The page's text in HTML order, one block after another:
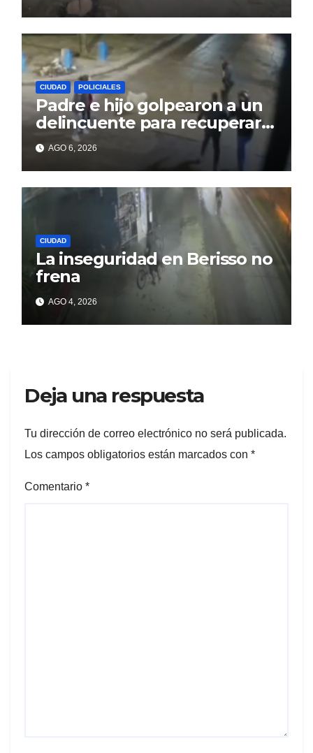
CIUDAD POLICIALES
Padre e hijo golpearon a un
delincuente para recuperar
un celular robado en Berisso
AGO 6, 2026
CIUDAD
La inseguridad en Berisso no
frena
AGO 4, 2026
Deja una respuesta
Tu dirección de correo electrónico no será publicada.
Los campos obligatorios están marcados con *
Comentario *